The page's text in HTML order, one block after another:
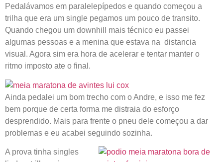
Pedalávamos em paralelepípedos e quando começou a
trilha que era um single pegamos um pouco de transito.
Quando chegou um downhill mais técnico eu passei
algumas pessoas e a menina que estava na distancia
visual. Agora sim era hora de acelerar e tentar manter o
ritmo imposto ate o final.
Ainda pedalei um bom trecho com o Andre, e isso me fez
bem porque de certa forma me distraia do esforço
desprendido. Mais para frente o pneu dele começou a dar
problemas e eu acabei seguindo sozinha.
A prova tinha singles